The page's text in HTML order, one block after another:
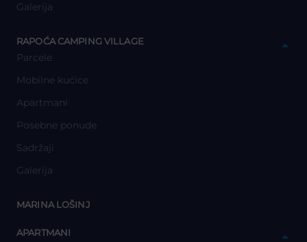
Galerija
RAPOĆA CAMPING VILLAGE
Parcele
Mobilne kućice
Apartmani
Posebne ponude
Sadržaji
Galerija
MARINA LOŠINJ
APARTMANI